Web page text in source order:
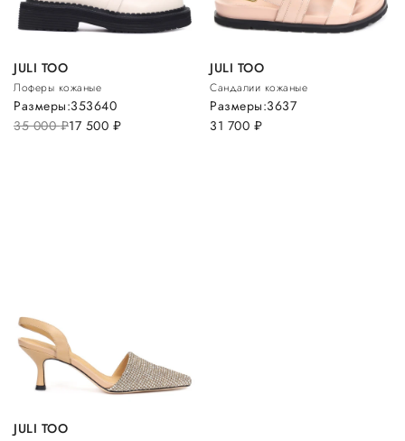
JULI TOO
Лоферы кожаные
35 000руб.17 500 руб.
Размеры:353640
JULI TOO
Сандалии кожаные
31 700 руб.
Размеры:3637
JULI TOO